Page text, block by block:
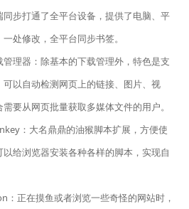
步打通了全平台设备，提供了电脑、平
处修改，全平台同步书签。
理器：除基本的下载管理外，特色是支
以自动检测网页上的链接、图片、视
要从网页批量获取多媒体文件的用户。
：大名鼎鼎的油猴脚本扩展，方便使
给浏览器安装各种各样的脚本，实现自
：正在摸鱼或者浏览一些奇怪的网站时，